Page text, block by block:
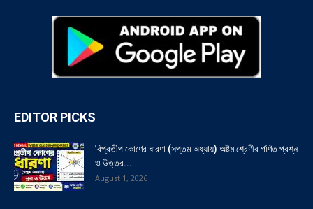
EDITOR PICKS
বিপ্রতীপ কোণের ধারণা (সপ্তম অধ্যায়) অষ্টম শ্রেণীর গণিত প্রশ্ন
ও উত্তর...
August 1, 2026